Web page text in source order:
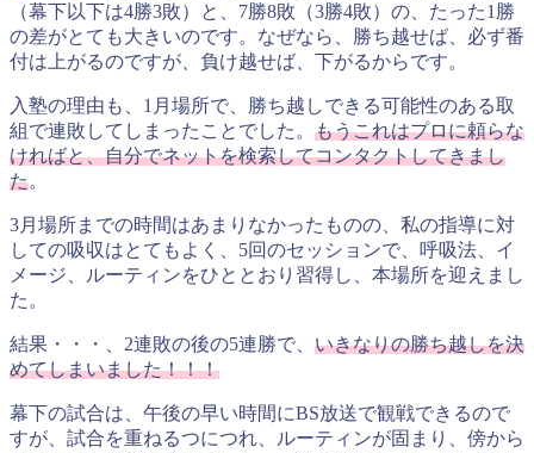
（幕下以下は4勝3敗）と、7勝8敗（3勝4敗）の、たった1勝
の差がとても大きいのです。なぜなら、勝ち越せば、必ず番
付は上がるのですが、負け越せば、下がるからです。
入塾の理由も、1月場所で、勝ち越しできる可能性のある取
組で連敗してしまったことでした。 もうこれはプロに頼らな
ければと、自分でネットを検索してコンタクトしてきまし
た。
3月場所までの時間はあまりなかったものの、私の指導に対
しての吸収はとてもよく、5回のセッションで、呼吸法、イ
メージ、ルーティンをひととおり習得し、本場所を迎えまし
た。
結果・・・、2連敗の後の5連勝で、 いきなりの勝ち越しを決
めてしまいました！！！
幕下の試合は、午後の早い時間にBS放送で観戦できるので
すが、試合を重ねるつにつれ、ルーティンが固まり、傍から